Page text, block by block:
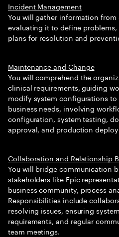
Incident Management
You will gather information
evaluating it to define
plans for resolution and
Maintenance and Change
You will comprehend the
clinical requirements, guiding
modify system configurations
business needs, involving
configuration, system testing,
approval, and production
Collaboration and Relationship
You will bridge communication
stakeholders like Epic
business community, process
Responsibilities include
resolving issues, ensuring
requirements, and regular
team meetings.